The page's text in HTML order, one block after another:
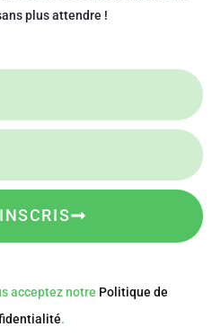
plus attendre !
acceptez notre Politique de
.